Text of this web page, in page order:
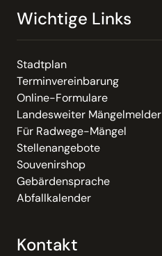
Wichtige Links
Stadtplan
Terminvereinbarung
Online-Formulare
Landesweiter Mängelmelder
Für Radwege-Mängel
Stellenangebote
Souvenirshop
Gebärdensprache
Abfallkalender
Kontakt